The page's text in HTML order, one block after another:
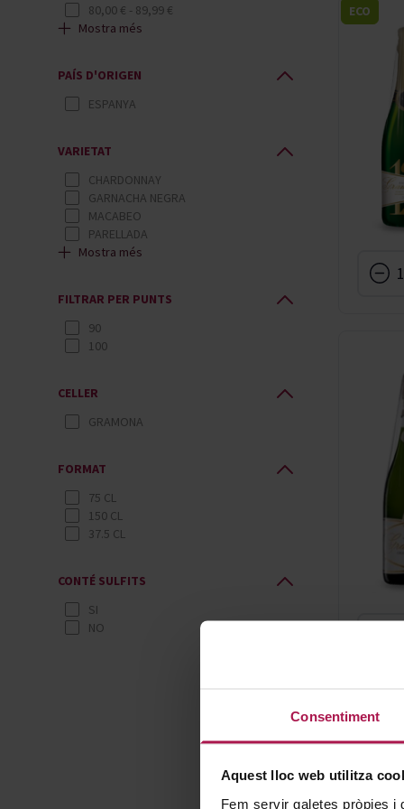
Consentiment
Aquest lloc web utilitza
Fem servir galetes pròpies i
80,00 € - 89,99 €
150,00 €-
Mostra més
PAÍS D'ORIGEN
ESPANYA
VARIETAT
CHARDONNAY
GARNACHA NEGRA
MACABEO
PARELLADA
PINOT NOIR
Mostra més
FILTRAR PER PUNTS
90
100
CELLER
GRAMONA
FORMAT
75 CL
150 CL
37.5 CL
CONTÉ SULFITS
SI
NO
ECO
-30%